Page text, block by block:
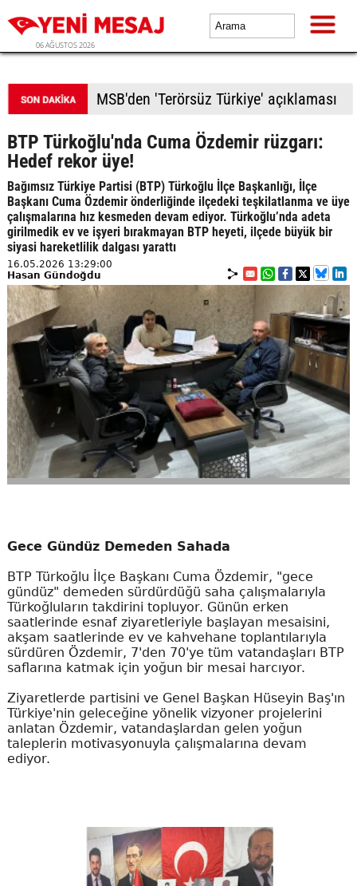
06 AĞUSTOS 2026
Tarlalarda kimyasal kullanımı yüzde 90 azalıyor
BTP Türkoğlu'nda Cuma Özdemir rüzgarı:
Hedef rekor üye!
Bağımsız Türkiye Partisi (BTP) Türkoğlu İlçe Başkanlığı, İlçe
Başkanı Cuma Özdemir önderliğinde ilçedeki teşkilatlanma ve üye
çalışmalarına hız kesmeden devam ediyor. Türkoğlu’nda adeta
girilmedik ev ve işyeri bırakmayan BTP heyeti, ilçede büyük bir
siyasi hareketlilik dalgası yarattı
16.05.2026 13:29:00
Hasan Gündoğdu
Gece Gündüz Demeden Sahada
BTP Türkoğlu İlçe Başkanı Cuma Özdemir, "gece
gündüz" demeden sürdürdüğü saha çalışmalarıyla
Türkoğluların takdirini topluyor. Günün erken
saatlerinde esnaf ziyaretleriyle başlayan mesaisini,
akşam saatlerinde ev ve kahvehane toplantılarıyla
sürdüren Özdemir, 7'den 70'ye tüm vatandaşları BTP
saflarına katmak için yoğun bir mesai harcıyor.
Ziyaretlerde partisini ve Genel Başkan Hüseyin Baş'ın
Türkiye'nin geleceğine yönelik vizyoner projelerini
anlatan Özdemir, vatandaşlardan gelen yoğun
taleplerin motivasyonuyla çalışmalarına devam
ediyor.